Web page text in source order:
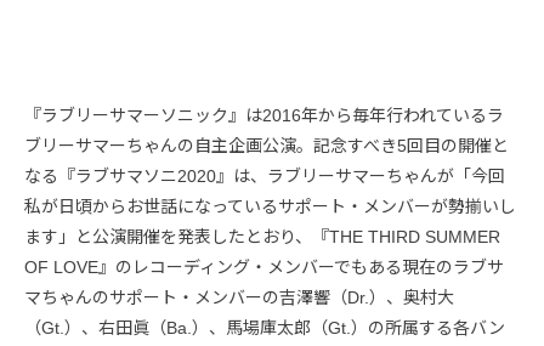
『ラブリーサマーソニック』は2016年から毎年行われているラ
ブリーサマーちゃんの自主企画公演。記念すべき5回目の開催と
なる『ラブサマソニ2020』は、ラブリーサマーちゃんが「今回
私が日頃からお世話になっているサポート・メンバーが勢揃いし
ます」と公演開催を発表したとおり、『THE THIRD SUMMER
OF LOVE』のレコーディング・メンバーでもある現在のラブサ
マちゃんのサポート・メンバーの吉澤響（Dr.）、奥村大
（Gt.）、右田眞（Ba.）、馬場庫太郎（Gt.）の所属する各バン